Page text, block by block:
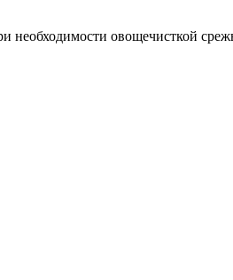
необходимости овощечисткой